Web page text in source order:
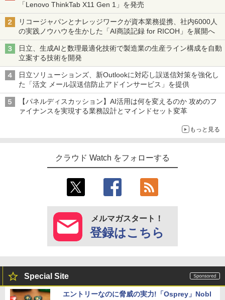
「Lenovo ThinkTab X11 Gen 1」を発売
リコージャパンとナレッジワークが資本業務提携、社内6000人
の実践ノウハウを生かした「AI商談記録 for RICOH」を展開へ
日立、生成AIと数理最適化技術で製造業の生産ライン構成を自動
立案する技術を開発
日立ソリューションズ、新Outlookに対応し誤送信対策を強化し
た「活文 メール誤送信防止アドインサービス」を提供
【パネルディスカッション】AI活用は何を変えるのか 攻めのフ
ァイナンスを実現する業務設計とマインドセット変革
もっと見る
クラウド Watch をフォローする
メルマガスタート！
登録はこちら
Special Site
エントリーなのに脅威の実力!「Osprey」Nobl